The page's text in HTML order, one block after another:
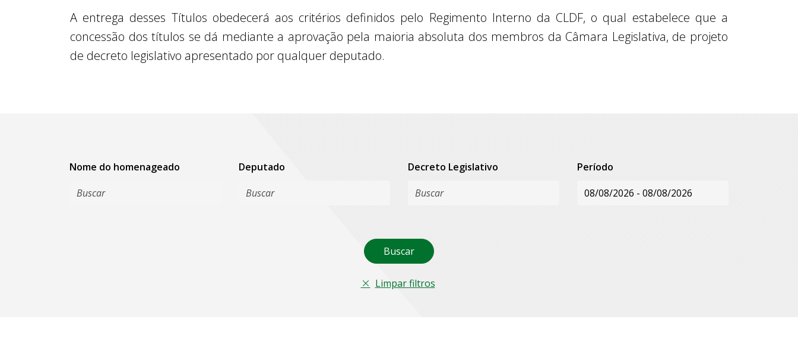
A entrega desses Títulos obedecerá aos critérios definidos pelo Regimento Interno da CLDF, o qual estabelece que a
concessão dos títulos se dá mediante a aprovação pela maioria absoluta dos membros da Câmara Legislativa, de projeto
de decreto legislativo apresentado por qualquer deputado.
Nome do homenageado Deputado Decreto Legislativo Período
Buscar
Limpar filtros